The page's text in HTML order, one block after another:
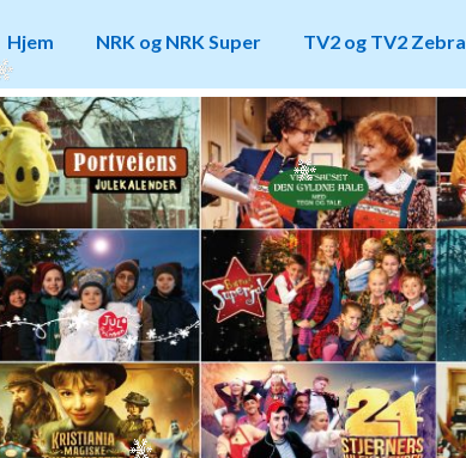
Hjem NRK og NRK Super TV2 og TV2 Zebra